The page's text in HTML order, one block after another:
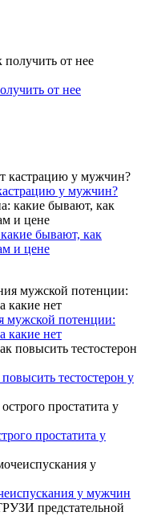
от нее
у мужчин?
бывают, как
и цене
мужской потенции:
какие нет
тестостерон у
простатита у
у мужчин